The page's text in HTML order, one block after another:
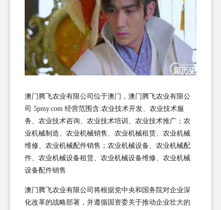
澳门腾飞农业有限公司位于澳门，澳门腾飞农业有限公
司 5pmy.com 经营范围含:农业技术开发、农业技术服
务、农业技术咨询、农业技术培训、农业技术推广；农
业机械制造、农业机械销售、农业机械租赁、农业机械
维修、农业机械配件销售；农业机械设备、农业机械配
件、农业机械设备租赁、农业机械设备维修、农业机械
设备配件销售
澳门腾飞农业有限公司将根据党中央和国务院对企业深
化改革的战略部署，并遵循国资委关于推动企业壮大的